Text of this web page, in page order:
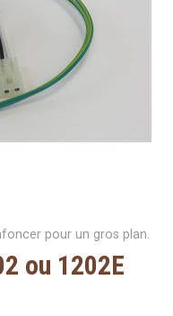
pour un gros plan.
ou 1202E